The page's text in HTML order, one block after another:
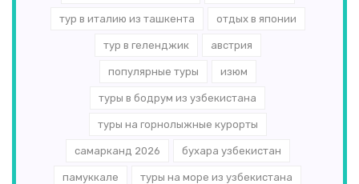
тур в италию из ташкента отдых в японии
тур в геленджик австрия
популярные туры изюм
туры в бодрум из узбекистана
туры на горнолыжные курорты
самарканд 2026 бухара узбекистан
памуккале туры на море из узбекистана